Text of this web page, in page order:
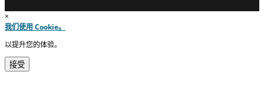
×
我们使用 Cookie。
以提升您的体验。
接受